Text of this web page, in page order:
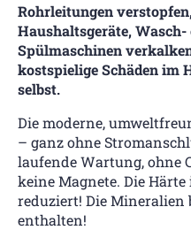
Rohrleitungen
Haushaltsgeräte, Wasch-
Spülmaschinen
kostspielige Schäden im
selbst.
Die moderne,
– ganz ohne
laufende Wartung, ohne
keine Magnete. Die
reduziert! Die Mineralien
enthalten!